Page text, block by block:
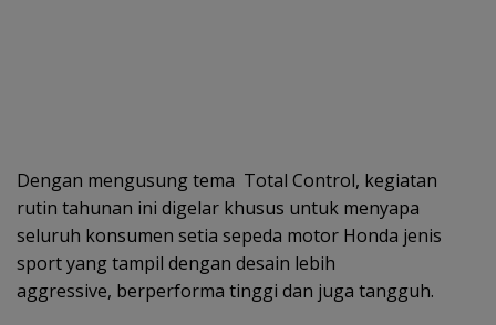
Dengan mengusung tema Total Control, kegiatan
rutin tahunan ini digelar khusus untuk menyapa
seluruh konsumen setia sepeda motor Honda jenis
sport yang tampil dengan desain lebih
aggressive, berperforma tinggi dan juga tangguh.